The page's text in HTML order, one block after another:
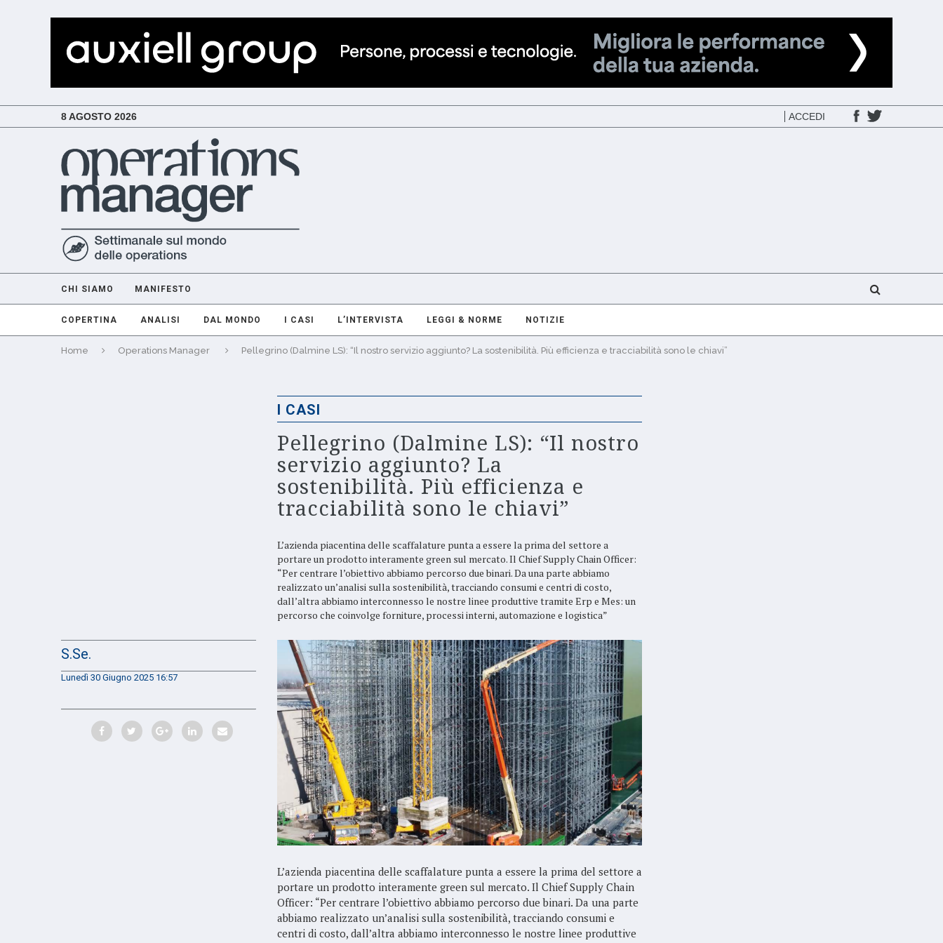
8 AGOSTO 2026 ACCEDI
CHI SIAMO MANIFESTO
COPERTINA ANALISI DAL MONDO I CASI L’INTERVISTA LEGGI & NORME NOTIZIE
Home Operations Manager Pellegrino (Dalmine LS): “Il nostro servizio aggiunto? La sostenibilità. Più efficienza e tracciabilità sono le chiavi”
I CASI
Pellegrino (Dalmine LS): “Il nostro
servizio aggiunto? La
sostenibilità. Più efficienza e
tracciabilità sono le chiavi”
L’azienda piacentina delle scaffalature punta a essere la prima del settore a
portare un prodotto interamente green sul mercato. Il Chief Supply Chain Officer:
“Per centrare l’obiettivo abbiamo percorso due binari. Da una parte abbiamo
realizzato un’analisi sulla sostenibilità, tracciando consumi e centri di costo,
dall’altra abbiamo interconnesso le nostre linee produttive tramite Erp e Mes: un
percorso che coinvolge forniture, processi interni, automazione e logistica”
S.Se.
Lunedì 30 Giugno 2025 16:57
L’azienda piacentina delle scaffalature punta a essere la prima del settore a
portare un prodotto interamente green sul mercato. Il Chief Supply Chain
Officer: “Per centrare l’obiettivo abbiamo percorso due binari. Da una parte
abbiamo realizzato un’analisi sulla sostenibilità, tracciando consumi e
centri di costo, dall’altra abbiamo interconnesso le nostre linee produttive